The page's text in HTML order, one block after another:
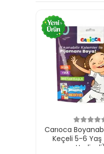
Carıoca
Keçeli 5-6
Hediyeli)